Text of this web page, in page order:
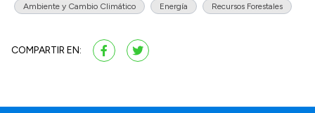
Ambiente y Cambio Climático Energía Recursos Forestales
COMPARTIR EN: